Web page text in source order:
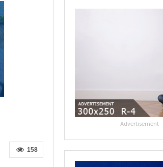
158
- Advertisement -